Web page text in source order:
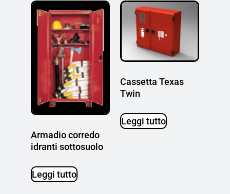
Armadio corredo
idranti sottosuolo
Leggi tutto
Cassetta Texas
Twin
Leggi tutto